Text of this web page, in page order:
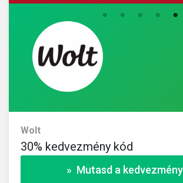
Wolt
30% kedvezmény kód
» Mutasd a